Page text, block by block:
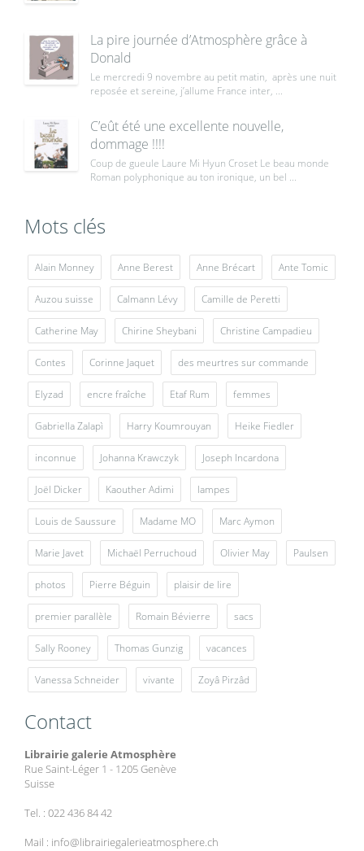
La pire journée d’Atmosphère grâce à
Donald
Le mercredi 9 novembre au petit matin, après une nuit
reposée et sereine, j’allume France inter, ...
C’eût été une excellente nouvelle,
dommage !!!!
Coup de gueule Laure Mi Hyun Croset Le beau monde
Roman polyphonique au ton ironique, un bel ...
Mots clés
Alain Monney Anne Berest Anne Brécart Ante Tomic
Auzou suisse Calmann Lévy Camille de Peretti
Catherine May Chirine Sheybani Christine Campadieu
Contes Corinne Jaquet des meurtres sur commande
Elyzad encre fraîche Etaf Rum femmes
Gabriella Zalapì Harry Koumrouyan Heike Fiedler
inconnue Johanna Krawczyk Joseph Incardona
Joël Dicker Kaouther Adimi lampes
Louis de Saussure Madame MO Marc Aymon
Marie Javet Michaël Perruchoud Olivier May Paulsen
photos Pierre Béguin plaisir de lire
premier parallèle Romain Bévierre sacs
Sally Rooney Thomas Gunzig vacances
Vanessa Schneider vivante Zoyâ Pirzâd
Contact
Librairie galerie Atmosphère
Rue Saint-Léger 1 - 1205 Genève
Suisse
Tel. : 022 436 84 42
Mail : info@librairiegalerieatmosphere.ch